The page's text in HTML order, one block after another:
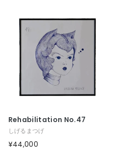
Rehabilitation No.47
しげるまつげ
¥44,000